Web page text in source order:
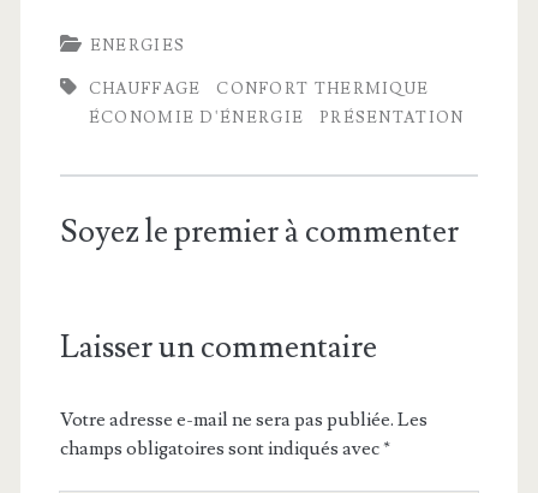
ENERGIES
CHAUFFAGE
CONFORT THERMIQUE
ÉCONOMIE D'ÉNERGIE
PRÉSENTATION
Soyez le premier à commenter
Laisser un commentaire
Votre adresse e-mail ne sera pas publiée. Les
champs obligatoires sont indiqués avec*